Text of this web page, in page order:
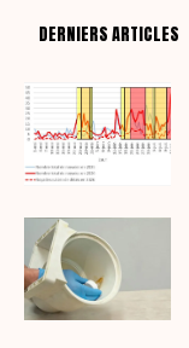
DERNIERS ARTICLES